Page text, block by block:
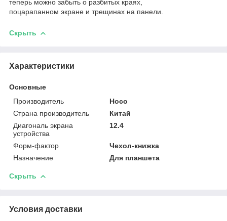
теперь можно забыть о разбитых краях,
поцарапанном экране и трещинах на панели.
Скрыть
Характеристики
Основные
Производитель
Hoco
Страна производитель
Китай
Диагональ экрана
устройства
12.4
Форм-фактор
Чехол-книжка
Назначение
Для планшета
Скрыть
Условия доставки